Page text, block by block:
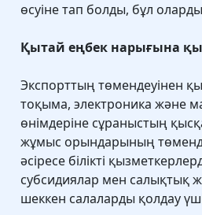
өсуіне тап болды, бұл
Қытай еңбек нарығына
Экспорттың төмендеуінен
тоқыма, электроника және
өнімдеріне сұраныстың
жұмыс орындарының
әсіресе білікті
субсидиялар мен салықтық
шеккен салаларды қолдау